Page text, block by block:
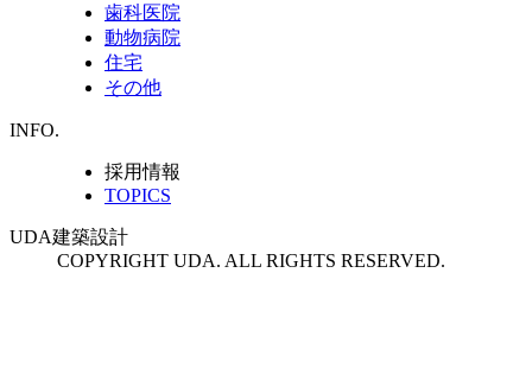
歯科医院
動物病院
住宅
その他
INFO.
採用情報
TOPICS
UDA建築設計
COPYRIGHT UDA. ALL RIGHTS RESERVED.